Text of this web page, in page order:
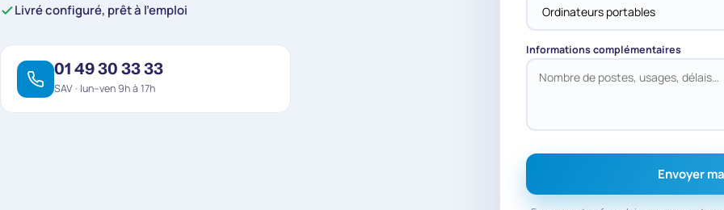
Livré configuré, prêt à l'emploi
01 49 30 33 33
SAV · lun–ven 9h à 17h
Informations complémentaires
Envoyer